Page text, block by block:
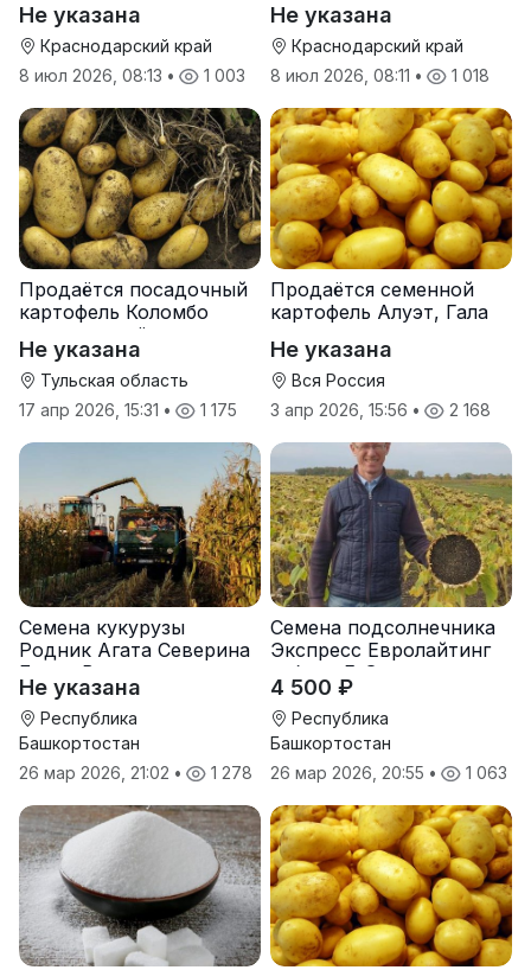
Не указана
Краснодарский край
8 июл 2026, 08:13 • 1 003
Не указана
Краснодарский край
8 июл 2026, 08:11 • 1 018
Продаётся посадочный
картофель Коломбо
оптом от трёх тонн
Не указана
Тульская область
17 апр 2026, 15:31 • 1 175
Продаётся семенной
картофель Алуэт, Гала
Не указана
Вся Россия
3 апр 2026, 15:56 • 2 168
Семена кукурузы
Родник Агата Северина
Берта Вилора
Прохладненский Дарина
Росс Машук Катерина
Не указана
Республика
Башкортостан
26 мар 2026, 21:02 • 1 278
Семена подсолнечника
Экспресс Евролайтинг
гибрид F-G+
4 500 ₽
Республика
Башкортостан
26 мар 2026, 20:55 • 1 063